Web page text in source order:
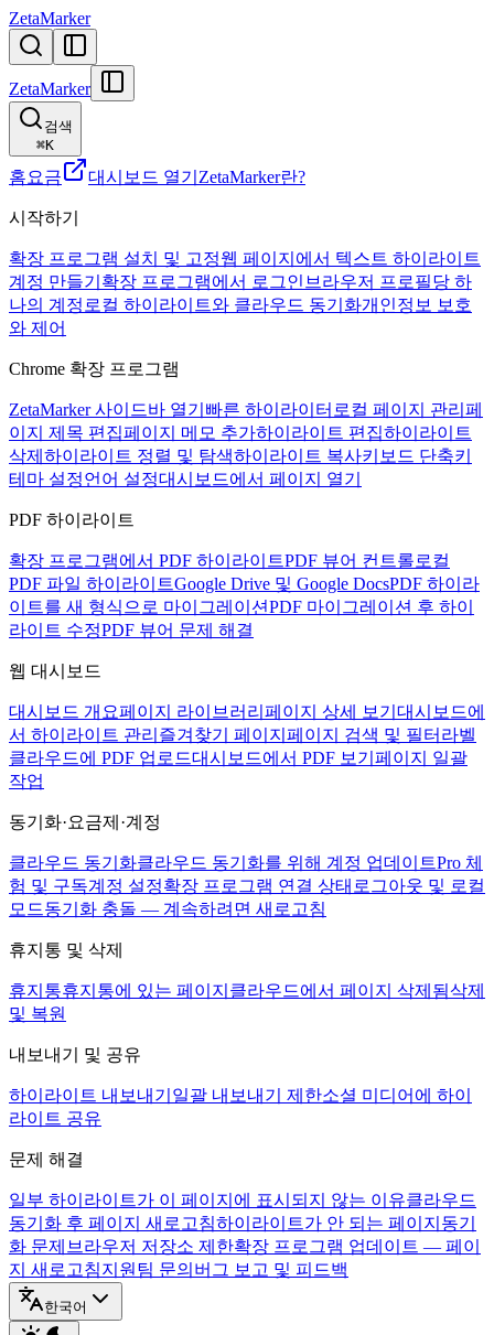
ZetaMarker
ZetaMarker
검색
⌘K
홈요금 대시보드 열기 ZetaMarker란?
시작하기
확장 프로그램 설치 및 고정웹 페이지에서 텍스트 하이라이트
계정 만들기 확장 프로그램에서 로그인 브라우저 프로필당 하
나의 계정 로컬 하이라이트와 클라우드 동기화개인정보 보호
와 제어
Chrome 확장 프로그램
ZetaMarker 사이드바 열기 빠른 하이라이터 로컬 페이지 관리 페
이지 제목 편집페이지 메모 추가하이라이트 편집하이라이트
삭제 하이라이트 정렬 및 탐색하이라이트 복사키보드 단축키
테마 설정언어 설정대시보드에서 페이지 열기
PDF 하이라이트
확장 프로그램에서 PDF 하이라이트PDF 뷰어 컨트롤로컬
PDF 파일 하이라이트Google Drive 및 Google DocsPDF 하이라
이트를 새 형식으로 마이그레이션PDF 마이그레이션 후 하이
라이트 수정PDF 뷰어 문제 해결
웹 대시보드
대시보드 개요페이지 라이브러리 페이지 상세 보기 대시보드에
서 하이라이트 관리 즐겨찾기 페이지 페이지 검색 및 필터 라벨
클라우드에 PDF 업로드대시보드에서 PDF 보기 페이지 일괄
작업
동기화·요금제·계정
클라우드 동기화클라우드 동기화를 위해 계정 업데이트Pro 체
험 및 구독계정 설정확장 프로그램 연결 상태 로그아웃 및 로컬
모드동기화 충돌 — 계속하려면 새로고침
휴지통 및 삭제
휴지통휴지통에 있는 페이지 클라우드에서 페이지 삭제됨삭제
및 복원
내보내기 및 공유
하이라이트 내보내기 일괄 내보내기 제한소셜 미디어에 하이
라이트 공유
문제 해결
일부 하이라이트가 이 페이지에 표시되지 않는 이유클라우드
동기화 후 페이지 새로고침하이라이트가 안 되는 페이지 동기
화 문제 브라우저 저장소 제한확장 프로그램 업데이트 — 페이
지 새로고침지원팀 문의 버그 보고 및 피드백
한국어